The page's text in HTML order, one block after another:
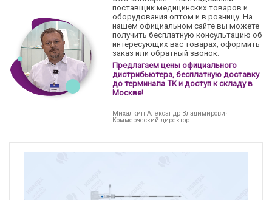
поставщик медицинских товаров и
оборудования оптом и в розницу. На
нашем официальном сайте вы можете
получить бесплатную консультацию об
интересующих вас товарах, оформить
заказ или обратный звонок.
Предлагаем цены официального
дистрибьютера, бесплатную доставку
до терминала ТК и доступ к складу в
Москве!
Михалкин Александр Владимирович
Коммерческий директор